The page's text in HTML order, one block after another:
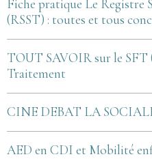
Fiche pratique Le Registre
(RSST) : toutes et tous
TOUT SAVOIR sur le SFT
Traitement
CINE DEBAT LA
AED en CDI et Mobilité